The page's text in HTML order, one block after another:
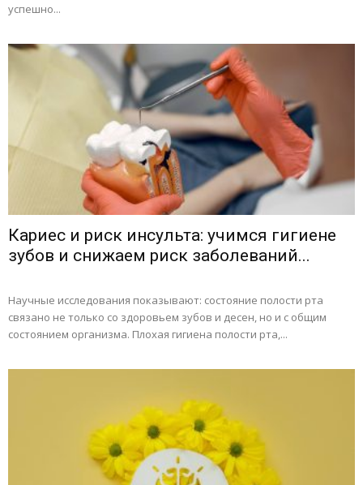
успешно...
Кариес и риск инсульта: учимся гигиене
зубов и снижаем риск заболеваний...
Научные исследования показывают: состояние полости рта
связано не только со здоровьем зубов и десен, но и с общим
состоянием организма. Плохая гигиена полости рта,...